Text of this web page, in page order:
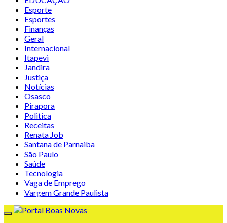
Esporte
Esportes
Finanças
Geral
Internacional
Itapevi
Jandira
Justiça
Notícias
Osasco
Pirapora
Politica
Receitas
Renata Job
Santana de Parnaiba
São Paulo
Saúde
Tecnologia
Vaga de Emprego
Vargem Grande Paulista